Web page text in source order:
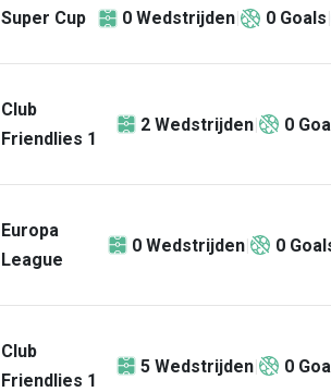
Super Cup 0 Wedstrijden 0 Goals
Club
Friendlies 1
2 Wedstrijden 0
Europa
League
0 Wedstrijden 0
Club
Friendlies 1
5 Wedstrijden 0